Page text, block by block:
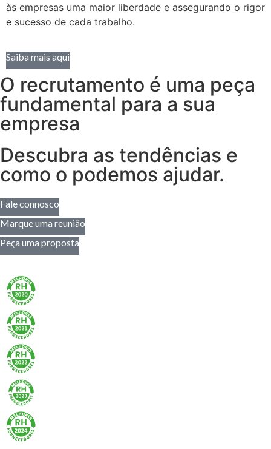
às empresas uma maior liberdade e assegurando o rigor
e sucesso de cada trabalho.
Saiba mais aqui
O recrutamento é uma peça
fundamental para a sua
empresa
Descubra as tendências e
como o podemos ajudar.
Fale connosco
Marque uma reunião
Peça uma proposta